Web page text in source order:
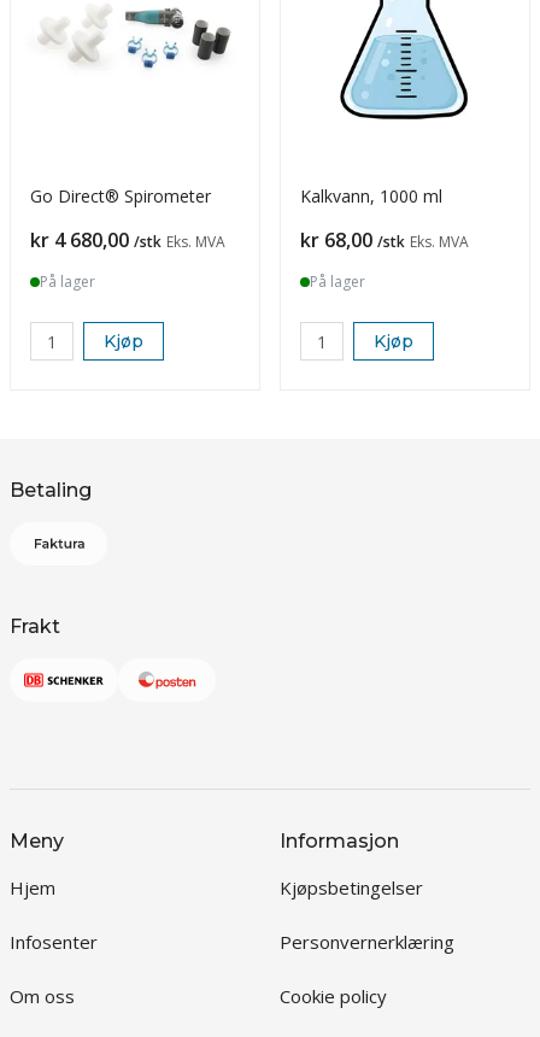
Go Direct® Spirometer
Pris
kr 4 680,00 /stk Eks. MVA
På lager
Kjøp
Kalkvann, 1000 ml
Pris
kr 68,00 /stk Eks. MVA
På lager
Kjøp
Betaling
Frakt
Meny
Hjem
Infosenter
Om oss
Informasjon
Kjøpsbetingelser
Personvernerklæring
Cookie policy